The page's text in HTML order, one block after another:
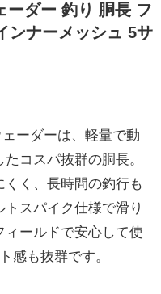
ダー 釣り 胴長 フ
ンナーメッシュ 5サ
ーダーは、軽量で動
コスパ抜群の胴長。
く、長時間の釣行も
スパイク仕様で滑り
ールドで安心して使
感も抜群です。